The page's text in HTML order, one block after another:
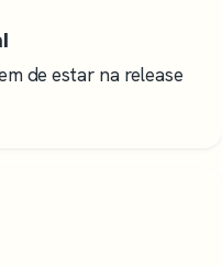
de estar na release